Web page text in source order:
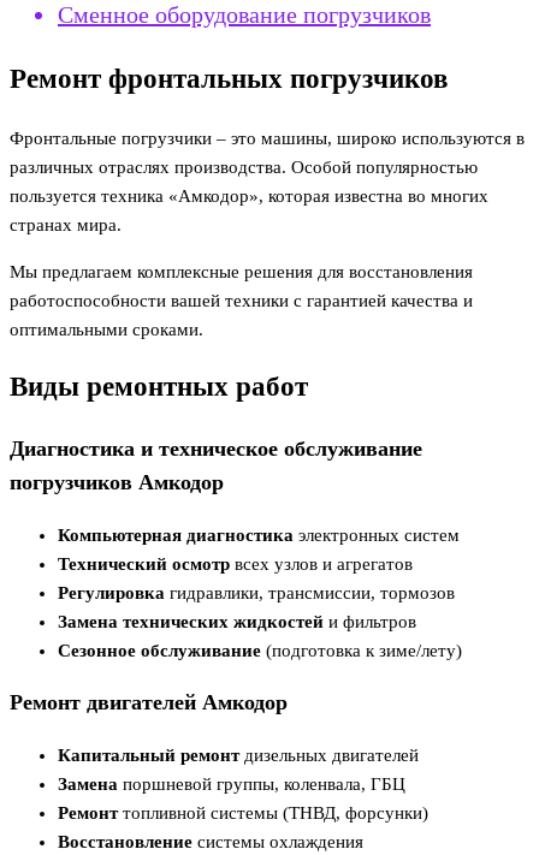
Сменное оборудование погрузчиков
Ремонт фронтальных погрузчиков
Фронтальные погрузчики – это машины, широко используются в
различных отраслях производства. Особой популярностью
пользуется техника «Амкодор», которая известна во многих
странах мира.
Мы предлагаем комплексные решения для восстановления
работоспособности вашей техники с гарантией качества и
оптимальными сроками.
Виды ремонтных работ
Диагностика и техническое обслуживание
погрузчиков Амкодор
Компьютерная диагностика электронных систем
Технический осмотр всех узлов и агрегатов
Регулировка гидравлики, трансмиссии, тормозов
Замена технических жидкостей и фильтров
Сезонное обслуживание (подготовка к зиме/лету)
Ремонт двигателей Амкодор
Капитальный ремонт дизельных двигателей
Замена поршневой группы, коленвала, ГБЦ
Ремонттопливной системы (ТНВД, форсунки)
Восстановление системы охлаждения